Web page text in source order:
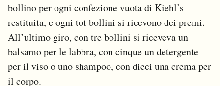
bollino per ogni confezione vuota di Kiehl’s
restituita, e ogni tot bollini si ricevono dei premi.
All’ultimo giro, con tre bollini si riceveva un
balsamo per le labbra, con cinque un detergente
per il viso o uno shampoo, con dieci una crema per
il corpo.